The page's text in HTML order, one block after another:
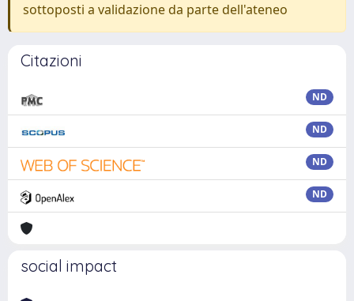
sottoposti a validazione da parte dell'ateneo
Citazioni
ND
ND
ND
ND
social impact